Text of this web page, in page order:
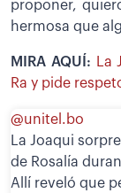
proponer,
hermosa que
MIRA AQUÍ: La
Ra y pide
@unitel.bo
La Joaqui
de Rosalía
Allí reveló que